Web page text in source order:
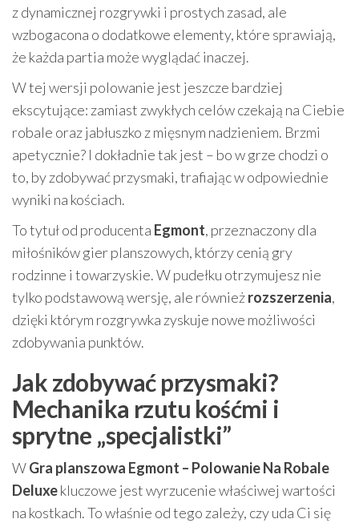
z dynamicznej rozgrywki i prostych zasad, ale
wzbogacona o dodatkowe elementy, które sprawiają,
że każda partia może wyglądać inaczej.
W tej wersji polowanie jest jeszcze bardziej
ekscytujące: zamiast zwykłych celów czekają na Ciebie
robale oraz jabłuszko z mięsnym nadzieniem. Brzmi
apetycznie? I dokładnie tak jest – bo w grze chodzi o
to, by zdobywać przysmaki, trafiając w odpowiednie
wyniki na kościach.
To tytuł od producenta Egmont, przeznaczony dla
miłośników gier planszowych, którzy cenią gry
rodzinne i towarzyskie. W pudełku otrzymujesz nie
tylko podstawową wersję, ale równieżrozszerzenia,
dzięki którym rozgrywka zyskuje nowe możliwości
zdobywania punktów.
Jak zdobywać przysmaki?
Mechanika rzutu kośćmi i
sprytne „specjalistki”
WGra planszowa Egmont – Polowanie Na Robale
Deluxekluczowe jest wyrzucenie właściwej wartości
na kostkach. To właśnie od tego zależy, czy uda Ci się